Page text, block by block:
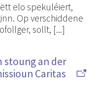
elo spekuléiert,
Op verschiddene
sollt, [...]
stoung an der
Caritas